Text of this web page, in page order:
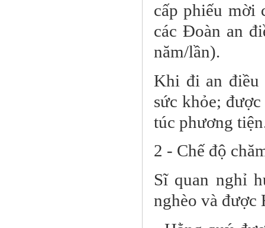
cấp phiếu mời
các Đoàn an
năm/lần).
Khi đi an điều
sức khỏe;
túc phương
2 - Chế độ
Sĩ quan nghỉ
nghèo và được